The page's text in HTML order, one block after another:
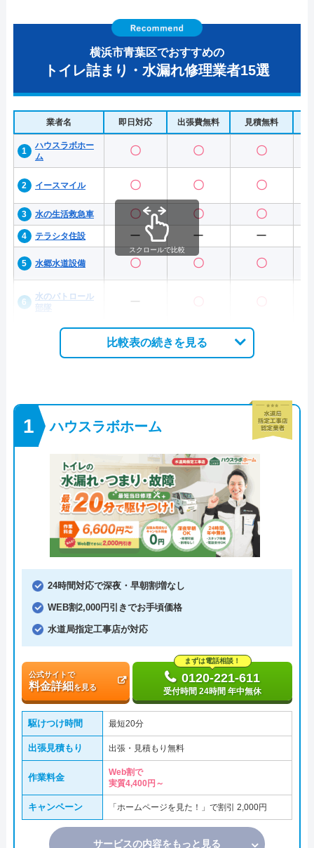
横浜市青葉区でおすすめの
トイレ詰まり・水漏れ修理業者15選
業者名 即日対応 出張費無料 見積無料
ハウスラボホー
ム
〇 〇 〇
イースマイル 〇 〇 〇
水の生活救急車 〇 〇 〇
テラシタ住設 ー ー ー
水郷水道設備 〇 〇 〇
水のパトロール
部隊
ー 〇 〇
スクロールで比較
比較表の続きを見る
ハウスラボホーム
24時間対応で深夜・早朝割増なし
WEB割2,000円引きでお手頃価格
水道局指定工事店が対応
公式サイトで
料金詳細を見る
まずは電話相談！
0120-221-611
受付時間 24時間 年中無休
駆けつけ時間 最短20分
出張見積もり 出張・見積もり無料
作業料金
Web割で
実質4,400円～
キャンペーン 「ホームページを見た！」で割引 2,000円
サービスの内容をもっと見る